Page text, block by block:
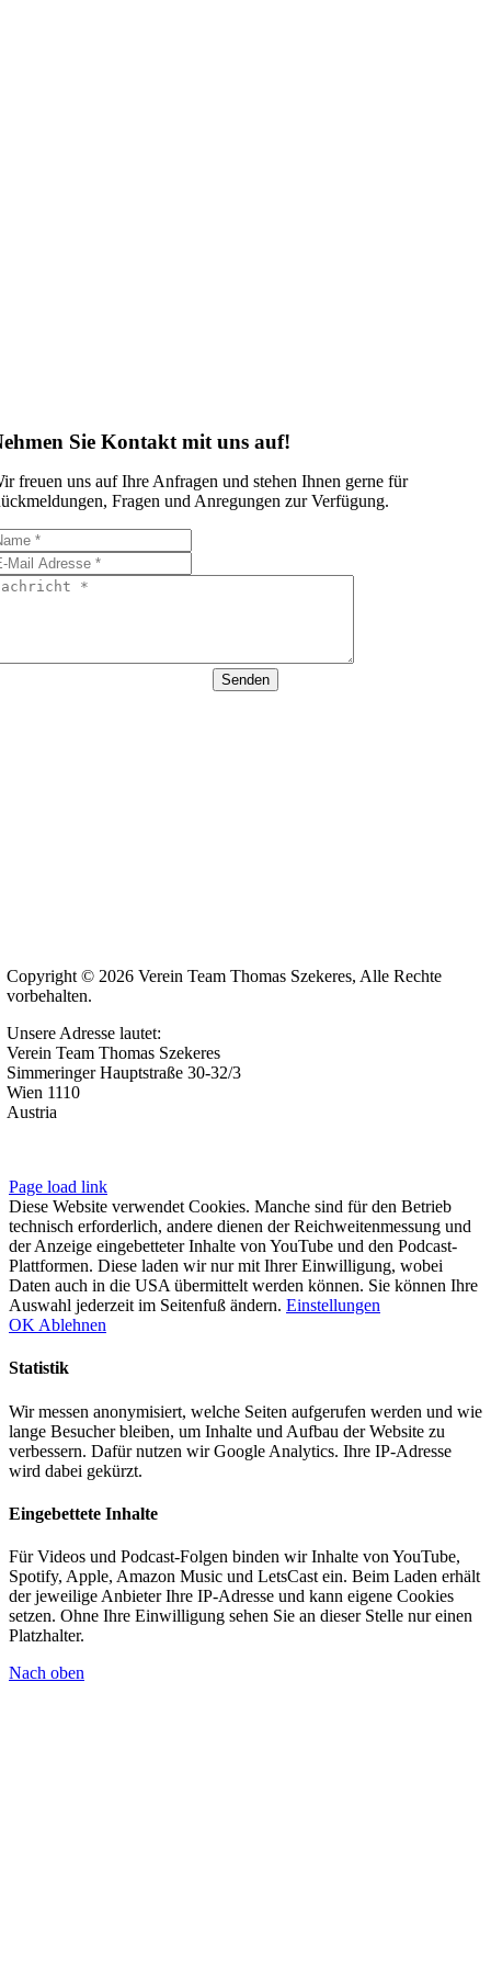
Sie Kontakt mit uns auf!
freuen uns auf Ihre Anfragen und stehen Ihnen gerne für
Fragen und Anregungen zur Verfügung.
Senden
Copyright © 2026 Verein Team Thomas Szekeres, Alle Rechte
vorbehalten.
Unsere Adresse lautet:
Verein Team Thomas Szekeres
Simmeringer Hauptstraße 30-32/3
Wien 1110
Austria
Page load link
Diese Website verwendet Cookies. Manche sind für den Betrieb
technisch erforderlich, andere dienen der Reichweitenmessung und
der Anzeige eingebetteter Inhalte von YouTube und den Podcast-
Plattformen. Diese laden wir nur mit Ihrer Einwilligung, wobei
Daten auch in die USA übermittelt werden können. Sie können Ihre
Auswahl jederzeit im Seitenfuß ändern. Einstellungen
OK Ablehnen
Statistik
Wir messen anonymisiert, welche Seiten aufgerufen werden und wie
lange Besucher bleiben, um Inhalte und Aufbau der Website zu
verbessern. Dafür nutzen wir Google Analytics. Ihre IP-Adresse
wird dabei gekürzt.
Eingebettete Inhalte
Für Videos und Podcast-Folgen binden wir Inhalte von YouTube,
Spotify, Apple, Amazon Music und LetsCast ein. Beim Laden erhält
der jeweilige Anbieter Ihre IP-Adresse und kann eigene Cookies
setzen. Ohne Ihre Einwilligung sehen Sie an dieser Stelle nur einen
Platzhalter.
Nach oben